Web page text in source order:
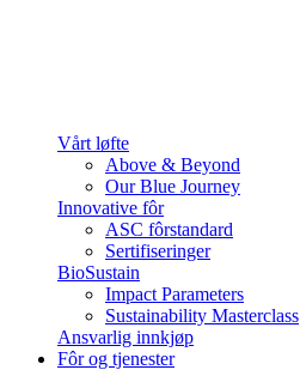
Vårt løfte
Above & Beyond
Our Blue Journey
Innovative fôr
ASC fôrstandard
Sertifiseringer
BioSustain
Impact Parameters
Sustainability Masterclass
Ansvarlig innkjøp
Fôr og tjenester